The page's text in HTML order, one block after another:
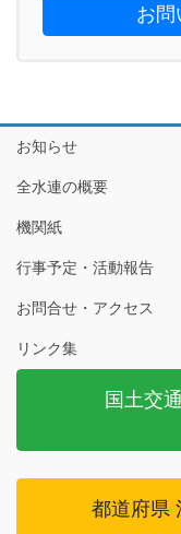
お問
お知らせ
全水連の概要
機関紙
行事予定・活動報告
お問合せ・アクセス
リンク集
国土交
都道府県